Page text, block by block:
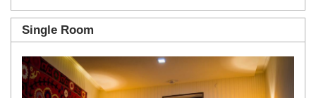
Single Room
Previous